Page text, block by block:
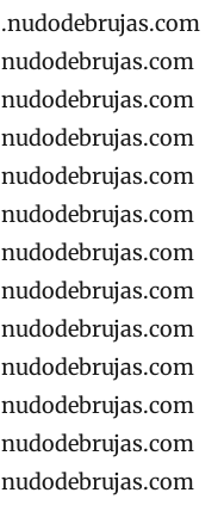
.nudodebrujas.com
nudodebrujas.com
nudodebrujas.com
nudodebrujas.com
nudodebrujas.com
nudodebrujas.com
nudodebrujas.com
nudodebrujas.com
nudodebrujas.com
nudodebrujas.com
nudodebrujas.com
nudodebrujas.com
nudodebrujas.com